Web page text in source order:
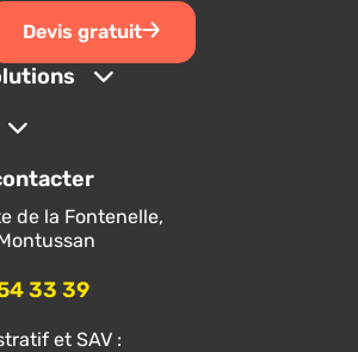
Devis gratuit
de la Fontenelle,
33 39
et SAV :